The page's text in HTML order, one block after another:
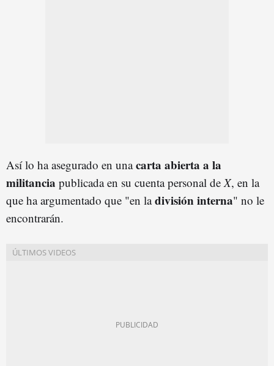
Así lo ha asegurado en unacarta abierta a la
militancia publicada en su cuenta personal de X, en la
que ha argumentado que "en ladivisión interna" no le
encontrarán.